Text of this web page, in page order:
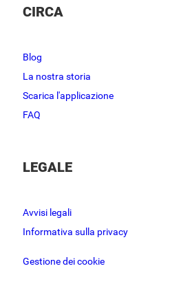
CIRCA
Blog
La nostra storia
Scarica l'applicazione
FAQ
LEGALE
Avvisi legali
Informativa sulla privacy
Gestione dei cookie